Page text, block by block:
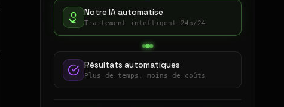
Notre IA automatise
Traitement intelligent 24h/24
Résultats automatiques
Plus de temps, moins de coûts